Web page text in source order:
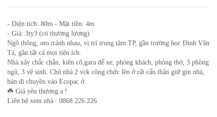
- Diện tích: 80m - Mặt tiền: 4m
- Giá: 3ty3 (có thương lượng)
Ngõ thông, oto tránh nhau, vị trí trung tâm TP, gần trường học Đinh Văn
Tả, gần tất cả mọi tiện ích.
Nhà xây chắc chắn, kiên cố,gara để xe, phòng khách, phòng thờ, 3 phòng
ngủ, 3 vệ sinh. Chủ nhà 2 vck công chức lên ở rất cẩn thận giữ gìn nhà,
bán đi chuyền vào Ecopac ở.
☘️ Giá yêu thương ạ !
Liên hệ xem nhà : 0868.226.226